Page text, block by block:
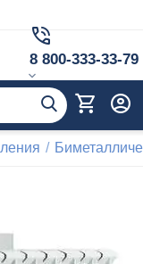
8 800-333-33-79
/